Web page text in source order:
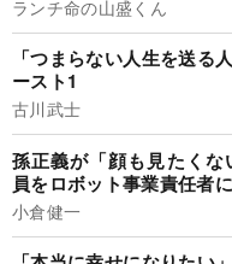
ランチ命の山盛くん
「つまらない人生を送る
ースト1
古川武士
孫正義が「顔も見たく
員をロボット事業責任者
小倉健一